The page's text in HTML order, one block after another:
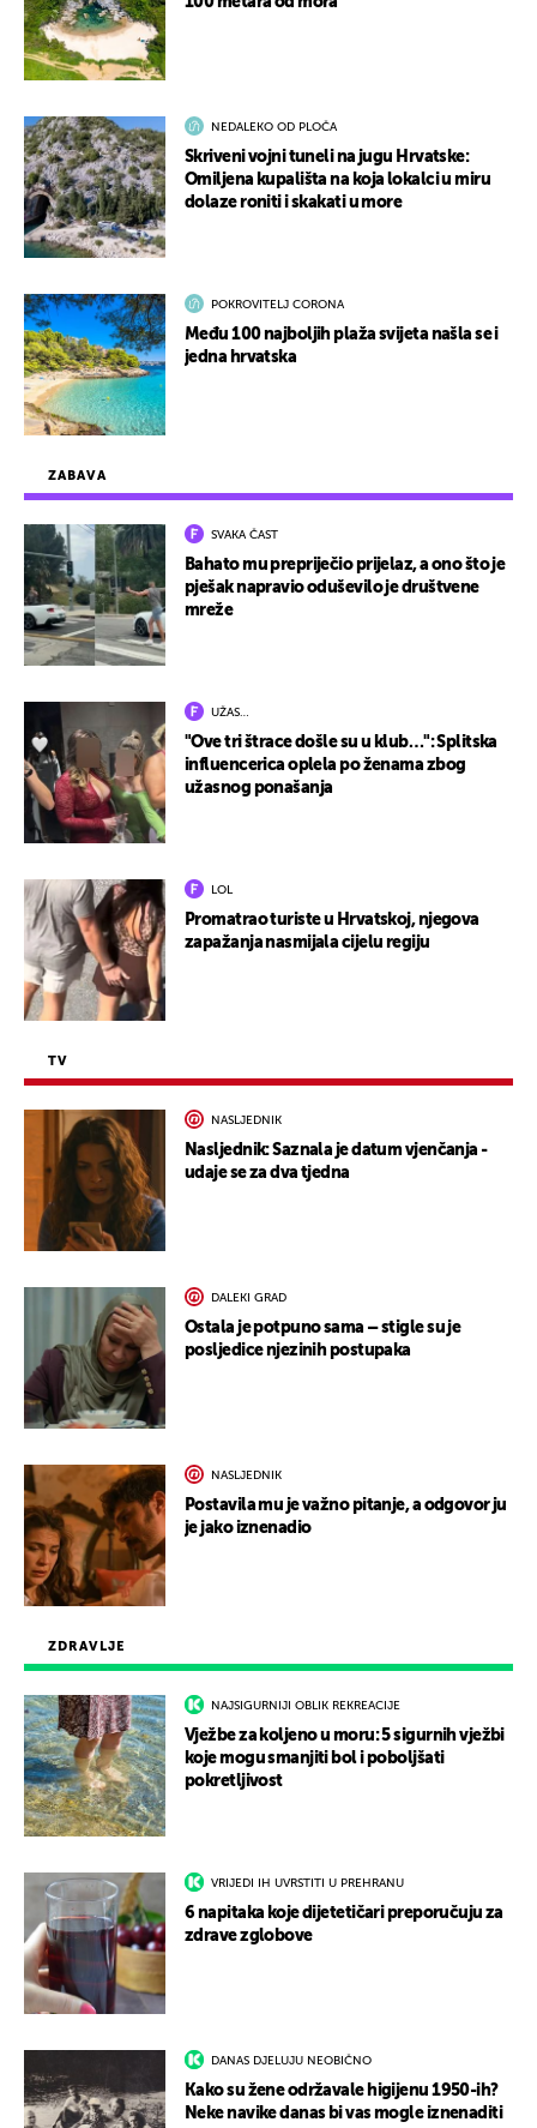
ZDRAVLJE
NAJSIGURNIJI OBLIK REKREACIJE
Vježbe za koljeno u moru: 5 sigurnih vježbi
koje mogu smanjiti bol i poboljšati
pokretljivost
VRIJEDI IH UVRSTITI U PREHRANU
6 napitaka koje dijetetičari preporučuju za
zdrave zglobove
DANAS DJELUJU NEOBIČNO
Kako su žene održavale higijenu 1950-ih?
Neke navike danas bi vas mogle iznenaditi
ZABAVA
SVAKA ČAST
Bahato mu prepriječio prijelaz, a ono što je
pješak napravio oduševilo je društvene
mreže
UŽAS…
"Ove tri štrace došle su u klub…": Splitska
influencerica oplela po ženama zbog
užasnog ponašanja
LOL
Promatrao turiste u Hrvatskoj, njegova
zapažanja nasmijala cijelu regiju
TV
NASLJEDNIK
Nasljednik: Saznala je datum vjenčanja -
udaje se za dva tjedna
DALEKI GRAD
Ostala je potpuno sama – stigle su je
posljedice njezinih postupaka
NASLJEDNIK
Postavila mu je važno pitanje, a odgovor ju
je jako iznenadio
NEDALEKO OD PLOČA
Skriveni vojni tuneli na jugu Hrvatske:
Omiljena kupališta na koja lokalci u miru
dolaze roniti i skakati u more
POKROVITELJ CORONA
Među 100 najboljih plaža svijeta našla se i
jedna hrvatska